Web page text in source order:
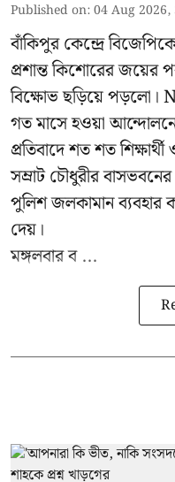
Published on:04 Aug
বাঁকিপুর কেন্দ্রে
প্রশান্ত কিশোরের জয়ের
বিক্ষোভ ছড়িয়ে পড়লো।
গত মাসে হওয়া
প্রতিবাদে শত শত
সম্রাট চৌধুরীর
পুলিশ জলকামান ব্যবহার
দেয়।
মঙ্গলবার ব ...